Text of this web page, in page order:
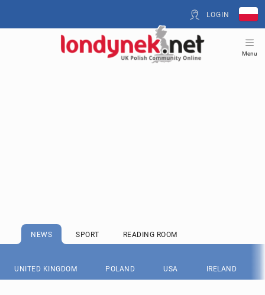
LOGIN
Menu
NEWS SPORT READING ROOM
UNITED KINGDOM POLAND USA IRELAND